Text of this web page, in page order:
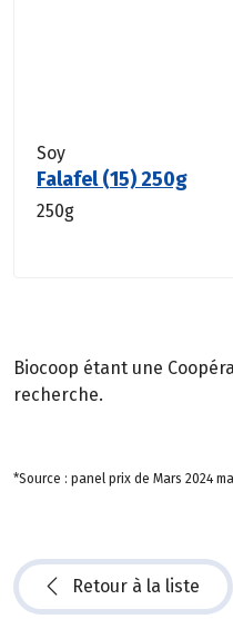
Soy
Falafel (15) 250g
250g
Biocoop étant une
recherche.
*Source : panel prix de Mars 2024
Retour à la liste